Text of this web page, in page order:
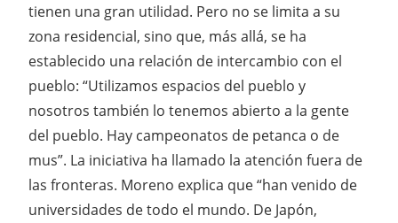
tienen una gran utilidad. Pero no se limita a su
zona residencial, sino que, más allá, se ha
establecido una relación de intercambio con el
pueblo: “Utilizamos espacios del pueblo y
nosotros también lo tenemos abierto a la gente
del pueblo. Hay campeonatos de petanca o de
mus”. La iniciativa ha llamado la atención fuera de
las fronteras. Moreno explica que “han venido de
universidades de todo el mundo. De Japón,